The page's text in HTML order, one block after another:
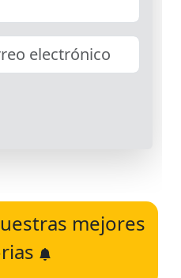
mejores